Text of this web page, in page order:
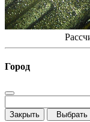
Город
Закрыть Выбрать